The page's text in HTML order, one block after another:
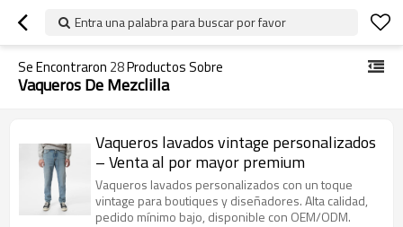
Entra una palabra para buscar por favor
Se Encontraron 28Productos Sobre
Vaqueros De Mezclilla
Vaqueros lavados vintage personalizados
– Venta al por mayor premium
Vaqueros lavados personalizados con un toque
vintage para boutiques y diseñadores. Alta calidad,
pedido mínimo bajo, disponible con OEM/ODM.